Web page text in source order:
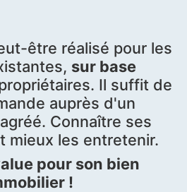
être réalisé pour les
sur base
Il suffit de
auprès d'un
Connaître ses
mieux les entretenir.
pour son bien
!